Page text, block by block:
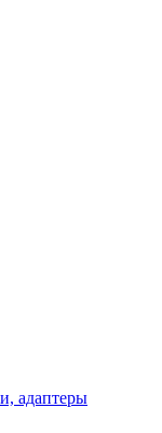
адаптеры